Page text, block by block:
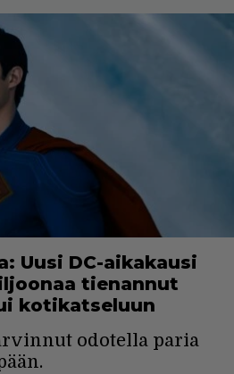
Uusi DC-aikakausi
tienannut
kotikatseluun
odotella paria